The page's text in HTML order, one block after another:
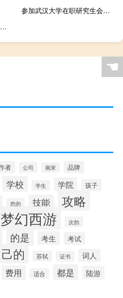
参加武汉大学在职研究生会耽误工作吗
同吧聊天在哪里打开（同吧聊天）
☚
者 公司 南宋 品牌
学校 学生 学院 孩子
您的 技能 攻略
梦幻西游 次韵
的是 考生 考试
的 苏轼 证书 词人
费用 适合 都是 陆游